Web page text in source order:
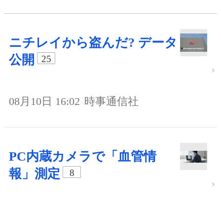
ニチレイから盗んだ? データ
公開
25
08月10日 16:02 時事通信社
PC内蔵カメラで「血管情
報」測定
8